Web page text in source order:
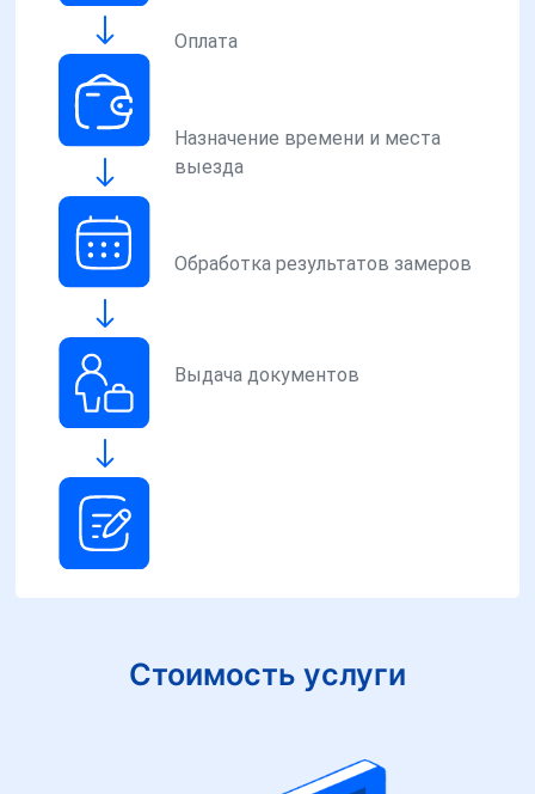
Оплата
Назначение времени и места
выезда
Обработка результатов замеров
Выдача документов
Стоимость услуги